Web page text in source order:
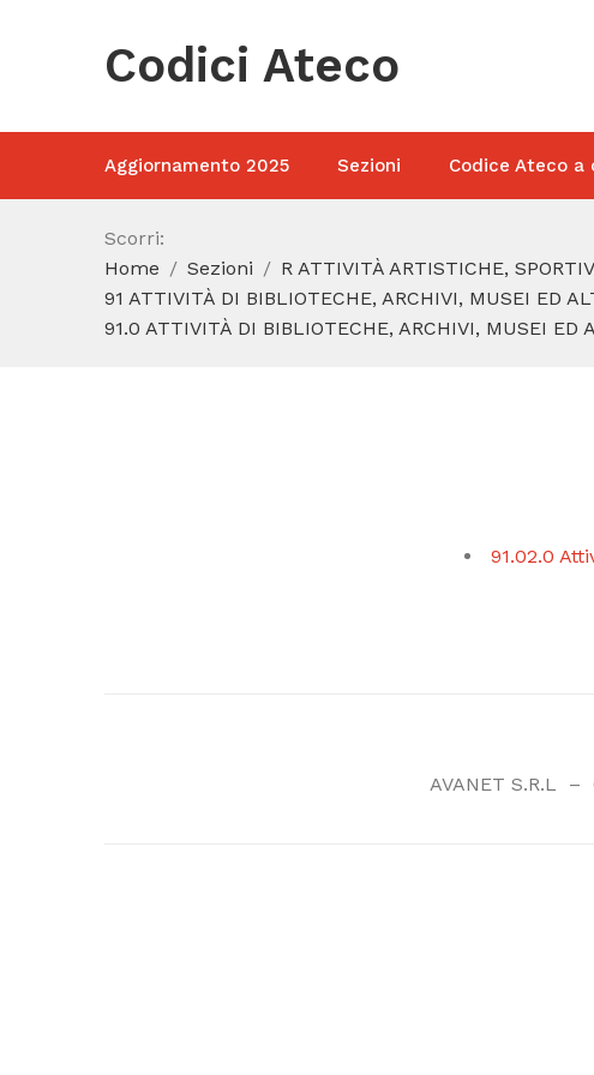
Codici Ateco
Aggiornamento 2025 Sezioni Codice Ateco a
Scorri:
Home
Sezioni
R ATTIVITÀ ARTISTICHE,
91 ATTIVITÀ DI BIBLIOTECHE, ARCHIVI, MUSEI ED
91.0 ATTIVITÀ DI BIBLIOTECHE, ARCHIVI, MUSEI ED
91.02.0
AVANET S.R.L
–